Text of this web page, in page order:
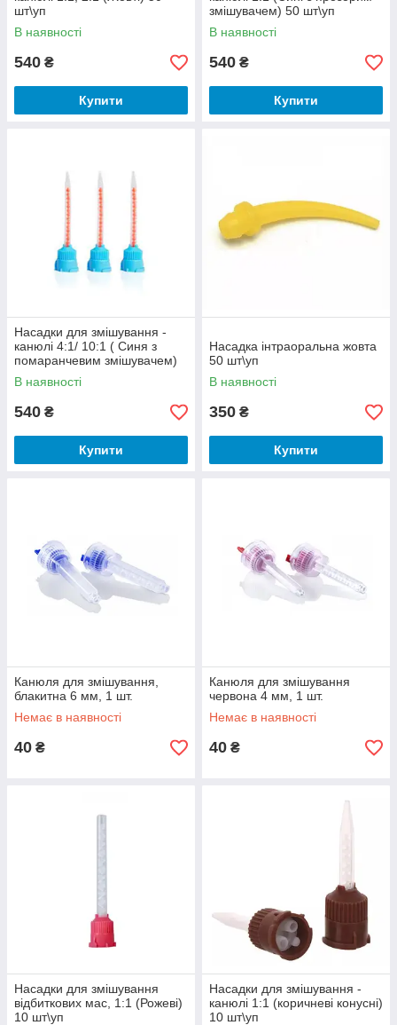
Відгуки клієнтів
шт\уп
В наявності
540 ₴
Купити
змішувачем) 50 шт\уп
В наявності
540 ₴
Купити
Насадки для змішування -
канюлі 4:1/ 10:1 ( Синя з
помаранчевим змішувачем)
50 шт\уп
В наявності
540 ₴
Купити
Насадка інтраоральна жовта
50 шт\уп
В наявності
350 ₴
Купити
Канюля для змішування,
блакитна 6 мм, 1 шт.
Немає в наявності
40 ₴
Канюля для змішування
червона 4 мм, 1 шт.
Немає в наявності
40 ₴
Насадки для змішування
відбиткових мас, 1:1 (Рожеві)
10 шт\уп
Насадки для змішування -
канюлі 1:1 (коричневі конусні)
10 шт\уп